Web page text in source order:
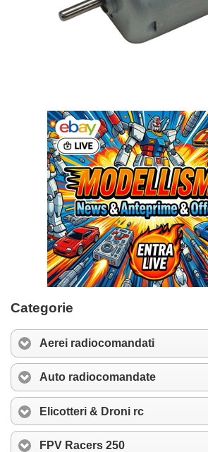
Categorie
Aerei radiocomandati
Auto radiocomandate
Elicotteri & Droni rc
FPV Racers 250